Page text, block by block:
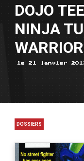
DOJO
NINJA
le 21 janvier
DOSSIERS